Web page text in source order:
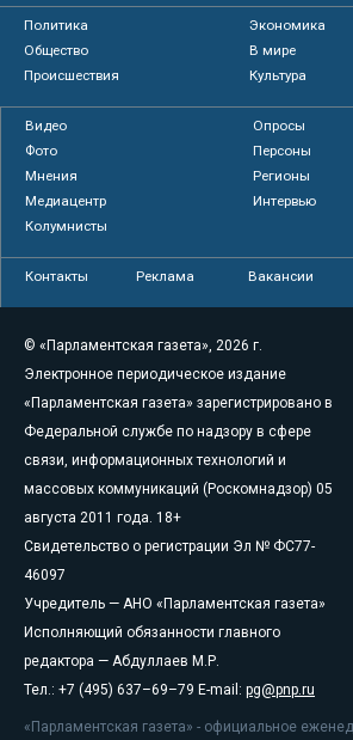
Политика
Экономика
Общество
В мире
Происшествия
Культура
Видео
Опросы
Фото
Персоны
Мнения
Регионы
Медиацентр
Интервью
Колумнисты
Контакты Реклама Вакансии
© «Парламентская газета», 2026 г.
Электронное периодическое издание
«Парламентская газета» зарегистрировано в
Федеральной службе по надзору в сфере
связи, информационных технологий и
массовых коммуникаций (Роскомнадзор) 05
августа 2011 года. 18+
Свидетельство о регистрации Эл № ФС77-
46097
Учредитель — АНО «Парламентская газета»
Исполняющий обязанности главного
редактора — Абдуллаев М.Р.
Тел.: +7 (495) 637–69–79 E-mail: pg@pnp.ru
«Парламентская газета» - официальное